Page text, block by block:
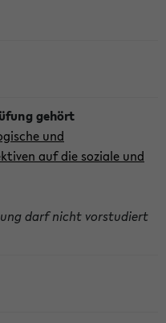
und
auf die soziale und
darf nicht vorstudiert